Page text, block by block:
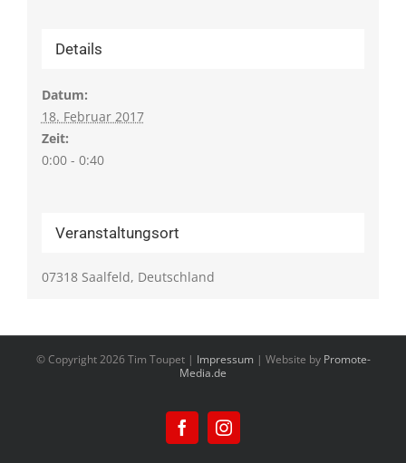
Details
Datum:
18. Februar 2017
Zeit:
0:00 - 0:40
Veranstaltungsort
07318 Saalfeld, Deutschland
© Copyright2026 Tim Toupet | Impressum | Website by Promote-
Media.de
FacebookInstagram